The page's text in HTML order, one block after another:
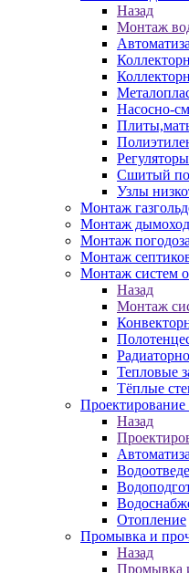
Назад
Монтаж
Насосно-
Сшитый
Узлы
Монтаж
Монтаж
Монтаж
Монтаж
Монтаж систем
Назад
Монтаж
Тепловые
Тёплые
Назад
Отопление
Промывка и
Назад
Промывка